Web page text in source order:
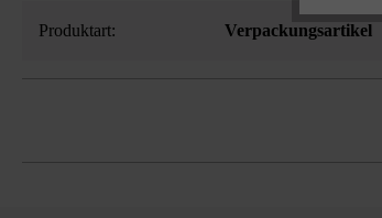
Produktart: Verpackungsartikel